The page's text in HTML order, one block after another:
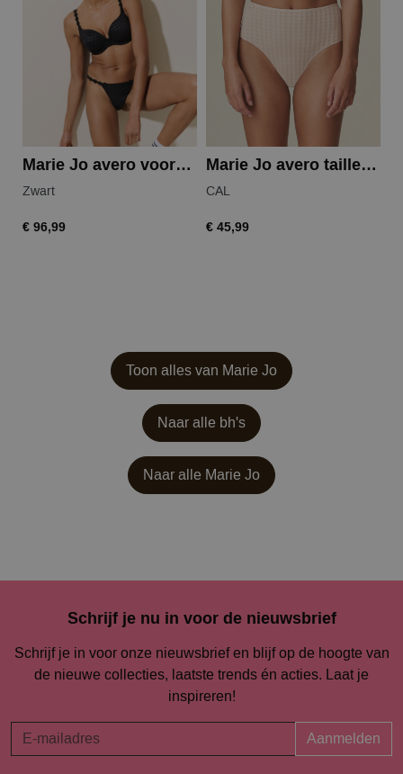
Marie Jo avero voorgevormde bh
Zwart
€ 96,99
Marie Jo avero tailleslip
CAL
€ 45,99
Toon alles van Marie Jo
Naar alle bh's
Naar alle Marie Jo
Schrijf je nu in voor de nieuwsbrief
Schrijf je in voor onze nieuwsbrief en blijf op de hoogte van
de nieuwe collecties, laatste trends én acties. Laat je
inspireren!
Aanmelden